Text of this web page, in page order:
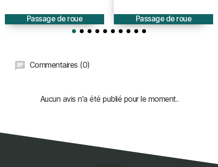
Passage de roue Passage de roue
Commentaires (0)
Aucun avis n'a été publié pour le moment.